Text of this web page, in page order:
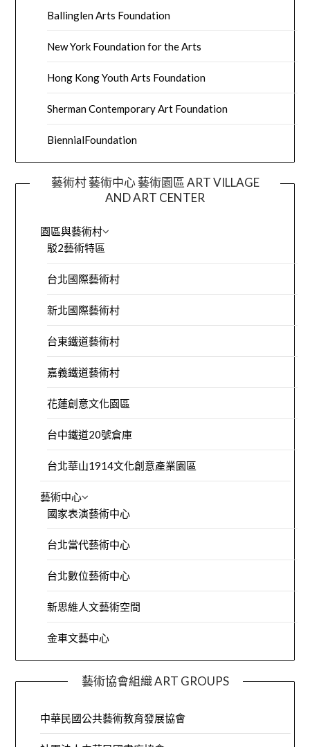
Ballinglen Arts Foundation
New York Foundation for the Arts
Hong Kong Youth Arts Foundation
Sherman Contemporary Art Foundation
BiennialFoundation
藝術村 藝術中心 藝術園區 ART VILLAGE
AND ART CENTER
園區與藝術村
駁2藝術特區
台北國際藝術村
新北國際藝術村
台東鐵道藝術村
嘉義鐵道藝術村
花蓮創意文化園區
台中鐵道20號倉庫
台北華山1914文化創意產業園區
藝術中心
國家表演藝術中心
台北當代藝術中心
台北數位藝術中心
新思維人文藝術空間
金車文藝中心
藝術協會組織 ART GROUPS
中華民國公共藝術教育發展協會